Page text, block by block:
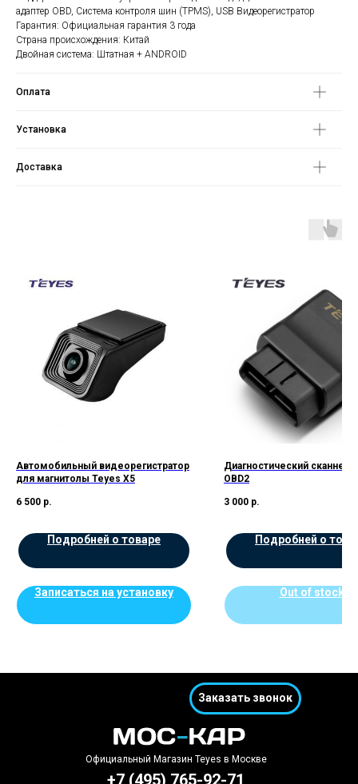
адаптер OBD, Система контроля шин (TPMS), USB Видеорегистратор
Гарантия: Официальная гарантия 3 года
Страна происхождения: Китай
Двойная система: Штатная + ANDROID
Оплата
Установка
Доставка
Автомобильный видеорегистратор
для магнитолы Teyes X5
6 500 р.
Подробней о товаре
Записаться на установку
Диагностический сканнер
OBD2
3 000 р.
Подробней о
Out of stock
+7 (495) 765-92-71
Заказать звонок
Официальный Магазин Teyes в Москве